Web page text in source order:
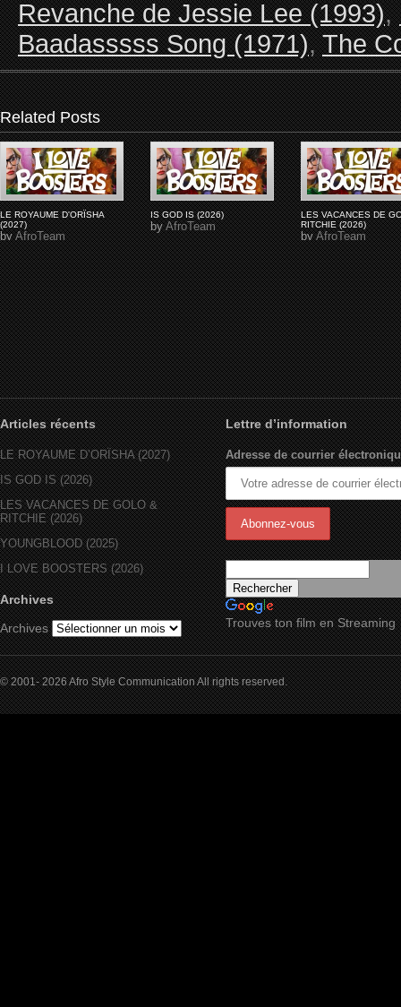
Revanche de Jessie Lee (1993),
Baadasssss Song (1971),The
Related Posts
LE ROYAUME D'ORÏSHA
(2027)
byAfroTeam
IS GOD IS (2026)
byAfroTeam
LES VACANCES DE
RITCHIE (2026)
byAfroTeam
Articles récents
LE ROYAUME D’ORÏSHA (2027)
IS GOD IS (2026)
LES VACANCES DE GOLO &
RITCHIE (2026)
YOUNGBLOOD (2025)
I LOVE BOOSTERS (2026)
Archives
Archives
Lettre d’information
Adresse de courrier
Trouves ton film en Streaming
© 2001- 2026 Afro Style Communication All rights reserved.